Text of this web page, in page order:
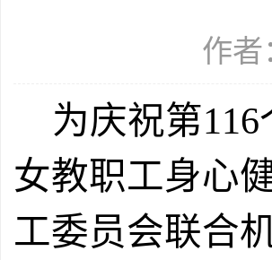
作者
为庆祝第
女教职工身心
工委员会联合